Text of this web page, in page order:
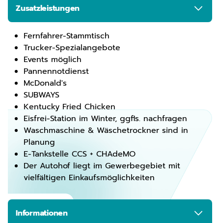
Zusatzleistungen
Fernfahrer-Stammtisch
Trucker-Spezialangebote
Events möglich
Pannennotdienst
McDonald's
SUBWAYS
Kentucky Fried Chicken
Eisfrei-Station im Winter, ggfls. nachfragen
Waschmaschine & Wäschetrockner sind in
Planung
E-Tankstelle CCS + CHAdeMO
Der Autohof liegt im Gewerbegebiet mit
vielfältigen Einkaufsmöglichkeiten
Informationen